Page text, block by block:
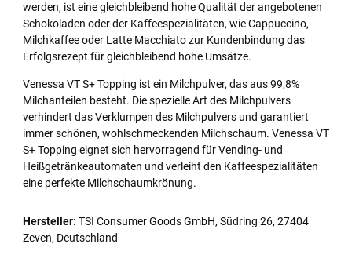
werden, ist eine gleichbleibend hohe Qualität der angebotenen
Schokoladen oder der Kaffeespezialitäten, wie Cappuccino,
Milchkaffee oder Latte Macchiato zur Kundenbindung das
Erfolgsrezept für gleichbleibend hohe Umsätze.
Venessa VT S+ Topping ist ein Milchpulver, das aus 99,8%
Milchanteilen besteht. Die spezielle Art des Milchpulvers
verhindert das Verklumpen des Milchpulvers und garantiert
immer schönen, wohlschmeckenden Milchschaum. Venessa VT
S+ Topping eignet sich hervorragend für Vending- und
Heißgetränkeautomaten und verleiht den Kaffeespezialitäten
eine perfekte Milchschaumkrönung.
Hersteller: TSI Consumer Goods GmbH, Südring 26, 27404
Zeven, Deutschland